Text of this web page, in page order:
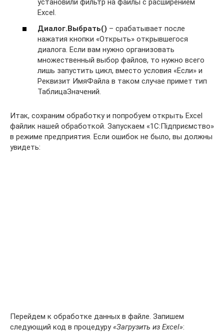
установили фильтр на файлы с расширением
Excel.
Диалог.Выбрать() – срабатывает после
нажатия кнопки «Открыть» открывшегося
диалога. Если вам нужно организовать
множественный выбор файлов, то нужно всего
лишь запустить цикл, вместо условия «Если» и
Реквизит ИмяФайла в таком случае примет тип
ТаблицаЗначений.
Итак, сохраним обработку и попробуем открыть Excel
файлик нашей обработкой. Запускаем «1С:Підприємство»
в режиме предприятия. Если ошибок не было, вы должны
увидеть:
Перейдем к обработке данных в файле. Запишем
следующий код в процедуру«Загрузить из Excel»: